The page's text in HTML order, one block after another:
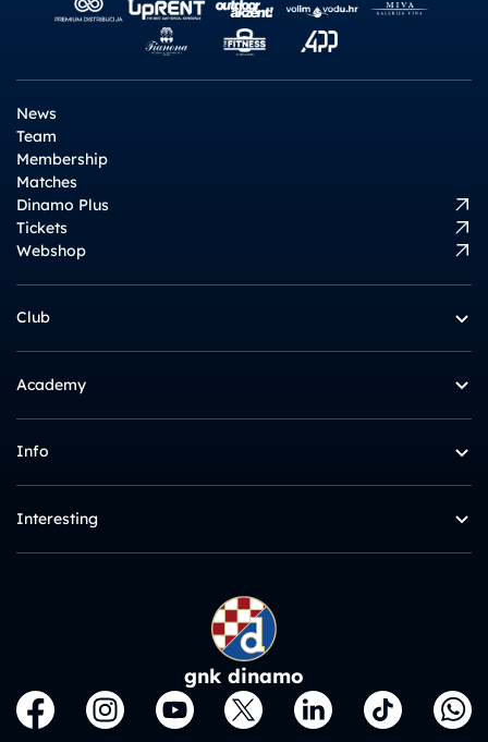
News
Team
Membership
Matches
Dinamo Plus
Tickets
Webshop
Club
Academy
Info
Interesting
gnk dinamo